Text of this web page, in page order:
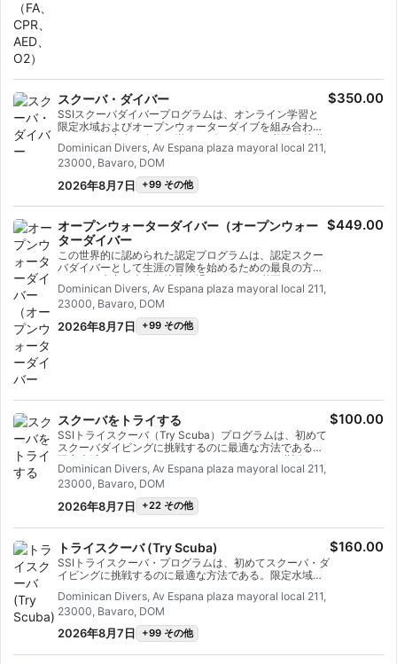
スクーバ・ダイバー
SSIスクーバダイバープログラムは、オンライン学習と
限定水域およびオープンウォーターダイブを組み合わせ
たもので、安全で自信に満ちたダイビングに必要な基礎
知識を身につけることができる。SSIのプロフェッショ
ナルと一緒に、オープンウォーターで水深12mまで潜る
ために必要な知識をすべて学ぶことができる。このプロ
グラムでは、オープンウォーターダイバープログラムの
さらに2回のオープンウォーター・トレーニング・ダイ
ブを行うだけでよい。
Dominican Divers, Av Espana plaza mayoral local 211,
23000, Bavaro, DOM
2026年8月7日 +99 その他
$350.00
オープンウォーターダイバー（オープンウォー
ターダイバー
この世界的に認められた認定プログラムは、認定スクー
バダイバーとして生涯の冒険を始めるための最良の方法
である。水中で本当に快適に過ごすために必要なスキル
と経験を確実に身につけるために、パーソナライズされ
たトレーニングと入水練習が組み合わされている。SSI
オープンウォーターダイバー（オープンウォーターダイ
バー）認定を取得する。
Dominican Divers, Av Espana plaza mayoral local 211,
23000, Bavaro, DOM
2026年8月7日 +99 その他
$449.00
スクーバをトライする
SSIトライスクーバ（Try Scuba）プログラムは、初めて
スクーバダイビングに挑戦するのに最適な方法である。
限定水域で、インストラクターがしっかりとお世話をす
るので、水中での最初の忘れられない呼吸を楽しみ、ス
クーバダイビングの魅力を体験することができる。この
短期コース終了時には、SSIトライスクーバ認定カードが
発行され、またダイビングに行きたくなること間違いな
ら始めよう！
Dominican Divers, Av Espana plaza mayoral local 211,
23000, Bavaro, DOM
2026年8月7日 +22 その他
$100.00
トライスクーバ (Try Scuba)
SSIトライスクーバ・プログラムは、初めてスクーバ・ダ
イビングに挑戦するのに最適な方法である。限定水域
水中での最初の忘れられない呼吸を楽しみ、スクーバダ
イビングのマジックを体験することができる。この短期
コースが終了すると、SSIトライスクーバ認定カードが発
行され、またダイビングに行きたくなること間違いな
Dominican Divers, Av Espana plaza mayoral local 211,
23000, Bavaro, DOM
2026年8月7日 +99 その他
$160.00